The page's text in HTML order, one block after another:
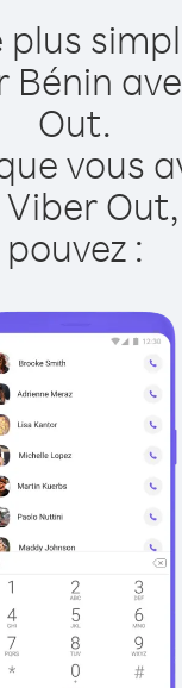
plus
Bénin
Out.
vous
pouvez :